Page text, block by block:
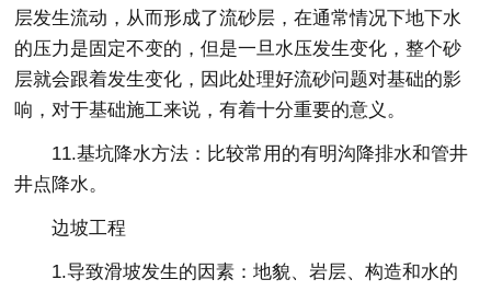
层发生流动，从而形成了流砂层，在通常情况下地下水
的压力是固定不变的，但是一旦水压发生变化，整个砂
层就会跟着发生变化，因此处理好流砂问题对基础的影
响，对于基础施工来说，有着十分重要的意义。
11.基坑降水方法：比较常用的有明沟降排水和管井
井点降水。
边坡工程
1.导致滑坡发生的因素：地貌、岩层、构造和水的